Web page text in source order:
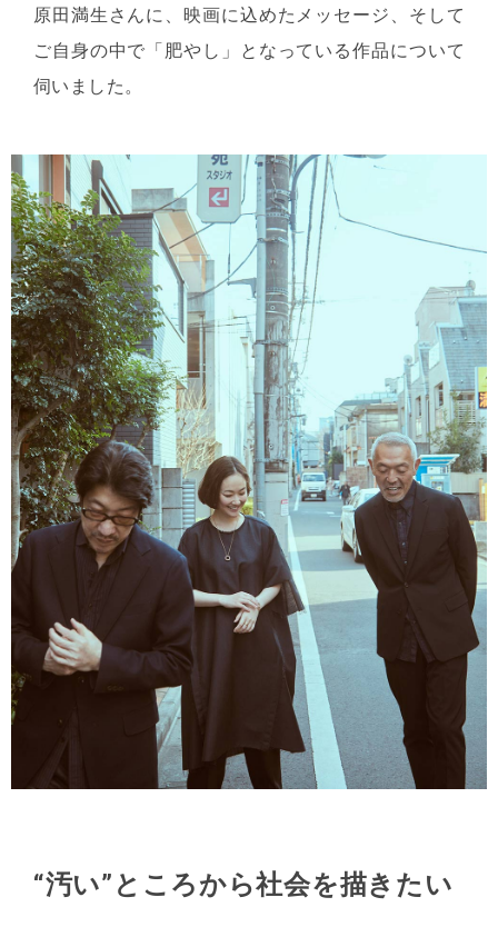
原田満生さんに、映画に込めたメッセージ、そして
ご自身の中で「肥やし」となっている作品について
伺いました。
“汚い”ところから社会を描きたい